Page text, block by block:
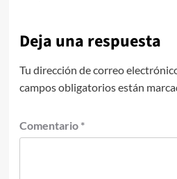
Deja una respuesta
Tu dirección de correo
campos obligatorios están
Comentario *